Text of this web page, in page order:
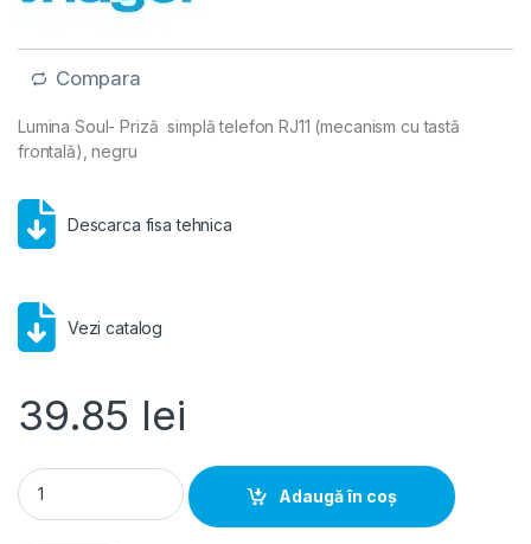
Compara
Lumina Soul- Priză simplă telefon RJ11 (mecanism cu tastă
frontală), negru
Descarca fisa tehnica
Vezi catalog
39.85 lei
Lumina Soul- Priza simpla telefon RJ11 (mecanism cu tasta
Adaugă în coș